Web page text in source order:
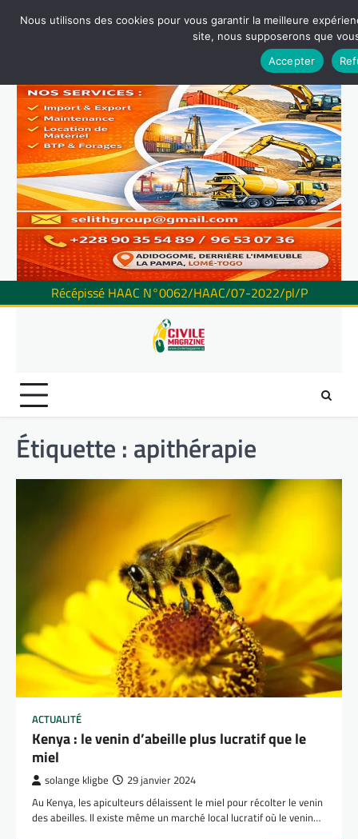
Récépissé HAAC N°0062/HAAC/07-2022/pl/P
Étiquette : apithérapie
ACTUALITÉ
Kenya : le venin d’abeille plus lucratif que le
miel
solange kligbe 29 janvier 2024
Au Kenya, les apiculteurs délaissent le miel pour récolter le venin
des abeilles. Il existe même un marché local lucratif où le venin…
Nous utilisons des cookies pour vous garantir la meilleure
site, nous supposerons que
Accepter